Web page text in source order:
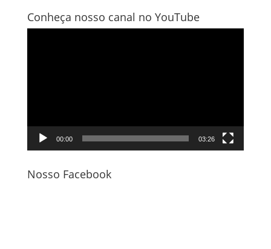
Conheça nosso canal no YouTube
00:00 03:26
Nosso Facebook